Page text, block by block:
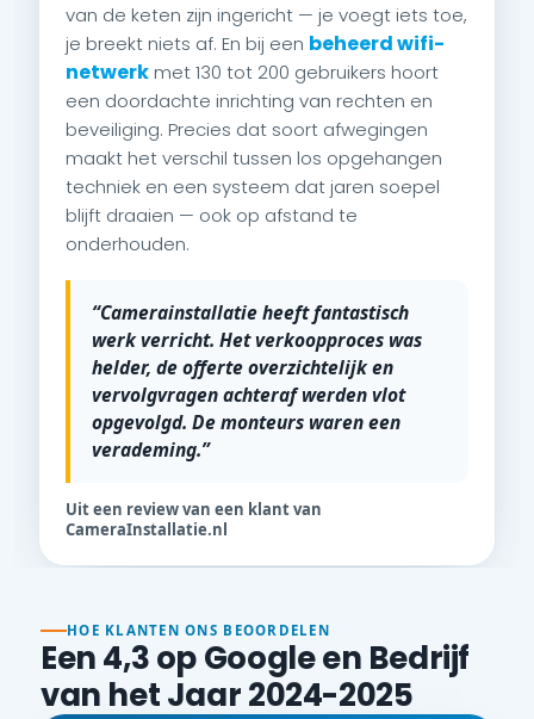
van de keten zijn ingericht — je voegt iets toe,
je breekt niets af. En bij een beheerd wifi-
netwerk met 130 tot 200 gebruikers hoort
een doordachte inrichting van rechten en
beveiliging. Precies dat soort afwegingen
maakt het verschil tussen los opgehangen
techniek en een systeem dat jaren soepel
blijft draaien — ook op afstand te
onderhouden.
“Camerainstallatie heeft fantastisch
werk verricht. Het verkoopproces was
helder, de offerte overzichtelijk en
vervolgvragen achteraf werden vlot
opgevolgd. De monteurs waren een
verademing.”
Uit een review van een klant van
CameraInstallatie.nl
HOE KLANTEN ONS BEOORDELEN
Een 4,3 op Google en Bedrijf
van het Jaar 2024-2025